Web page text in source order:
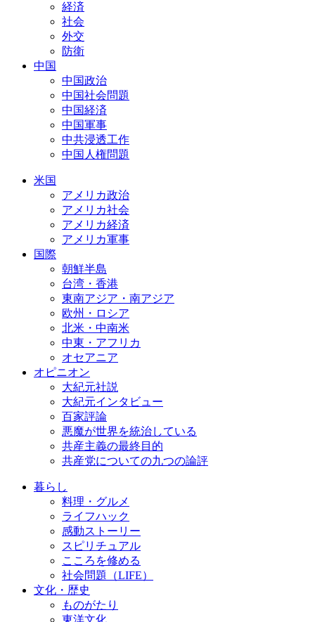
経済
社会
外交
防衛
中国
中国政治
中国社会問題
中国経済
中国軍事
中共浸透工作
中国人権問題
米国
アメリカ政治
アメリカ社会
アメリカ経済
アメリカ軍事
国際
朝鮮半島
台湾・香港
東南アジア・南アジア
欧州・ロシア
北米・中南米
中東・アフリカ
オセアニア
オピニオン
大紀元社説
大紀元インタビュー
百家評論
悪魔が世界を統治している
共産主義の最終目的
共産党についての九つの論評
暮らし
料理・グルメ
ライフハック
感動ストーリー
スピリチュアル
こころを修める
社会問題（LIFE）
文化・歴史
ものがたり